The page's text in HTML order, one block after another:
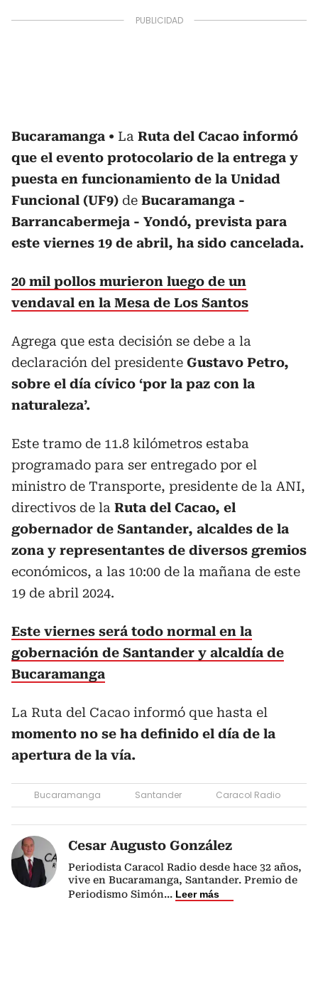
Bucaramanga La Ruta del Cacao informó
que el evento protocolario de la entrega y
puesta en funcionamiento de la Unidad
Funcional (UF9) de Bucaramanga -
Barrancabermeja - Yondó, prevista para
este viernes 19 de abril, ha sido cancelada.
20 mil pollos murieron luego de un
vendaval en la Mesa de Los Santos
Agrega que esta decisión se debe a la
declaración del presidente Gustavo Petro,
sobre el día cívico ‘por la paz con la
naturaleza’.
Este tramo de 11.8 kilómetros estaba
programado para ser entregado por el
ministro de Transporte, presidente de la ANI,
directivos de la Ruta del Cacao, el
gobernador de Santander, alcaldes de la
zona y representantes de diversos gremios
económicos, a las 10:00 de la mañana de este
19 de abril 2024.
Este viernes será todo normal en la
gobernación de Santander y alcaldía de
Bucaramanga
La Ruta del Cacao informó que hasta el
momento no se ha definido el día de la
apertura de la vía.
Bucaramanga Santander Caracol Radio
Cesar Augusto González
Periodista Caracol Radio desde hace 32 años,
vive en Bucaramanga, Santander. Premio de
Periodismo Simón... Leer más